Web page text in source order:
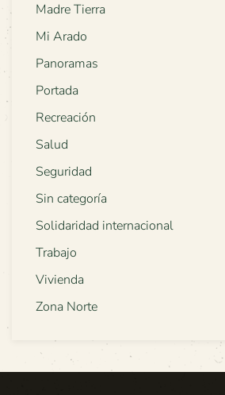
Madre Tierra
Mi Arado
Panoramas
Portada
Recreación
Salud
Seguridad
Sin categoría
Solidaridad internacional
Trabajo
Vivienda
Zona Norte